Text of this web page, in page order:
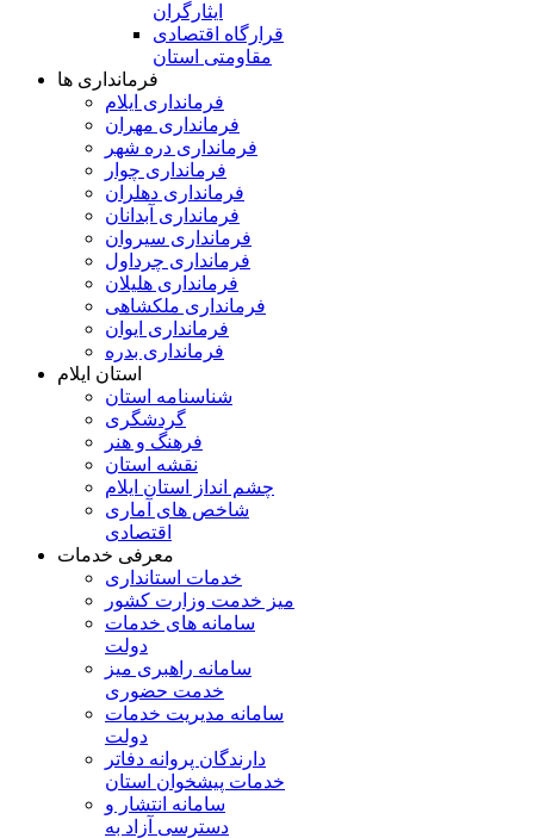
ایثارگران
قرارگاه اقتصادی
مقاومتی استان
فرمانداری ها
فرمانداری ایلام
فرمانداری مهران
فرمانداری دره شهر
فرمانداری چوار
فرمانداری دهلران
فرمانداری آبدانان
فرمانداری سیروان
فرمانداری چرداول
فرمانداری هلیلان
فرمانداری ملکشاهی
فرمانداری ایوان
فرمانداری بدره
استان ایلام
شناسنامه استان
گردشگری
فرهنگ و هنر
نقشه استان
چشم انداز استان ایلام
شاخص های آماری
اقتصادی
معرفی خدمات
خدمات استانداری
میز خدمت وزارت کشور
سامانه های خدمات
دولت
سامانه راهبری میز
خدمت حضوری
سامانه مدیریت خدمات
دولت
دارندگان پروانه دفاتر
خدمات پیشخوان استان
سامانه انتشار و
دسترسی آزاد به